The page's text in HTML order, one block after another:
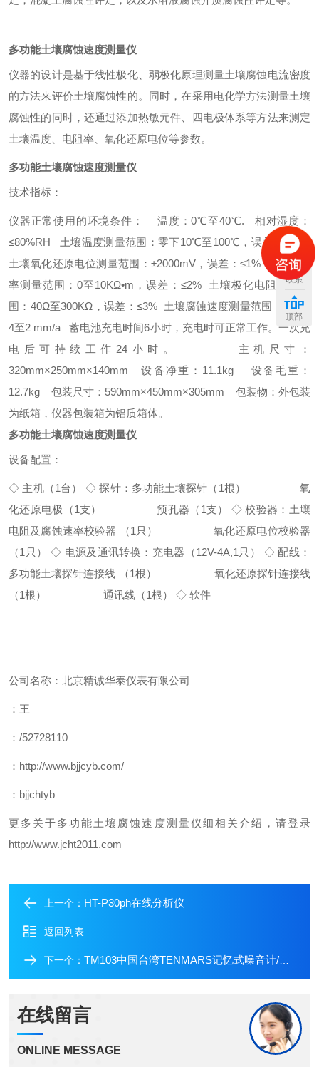
多功能土壤腐蚀速度测量仪
仪器的设计是基于线性极化、弱极化原理测量土壤腐蚀电流密度
的方法来评价土壤腐蚀性的。同时，在采用电化学方法测量土壤
腐蚀性的同时，还通过添加热敏元件、四电极体系等方法来测定
土壤温度、电阻率、氧化还原电位等参数。
多功能土壤腐蚀速度测量仪
技术指标：
仪器正常使用的环境条件： 温度：0℃至40℃. 相对湿度：
≤80%RH 土壤温度测量范围：零下10℃至100℃，误差：≤2%
土壤氧化还原电位测量范围：±2000mV，误差：≤1%土壤电阻
率测量范围：0至10KΩ•m，误差：≤2%土壤极化电阻测量范
围：40Ω至300KΩ，误差：≤3%土壤腐蚀速度测量范围：1×10-
4至2 mm/a 蓄电池充电时间6小时，充电时可正常工作。一次充
电后可持续工作24小时。
主机尺寸：
320mm×250mm×140mm 设备净重：11.1kg 设备毛重：
12.7kg 包装尺寸：590mm×450mm×305mm 包装物：外包装
为纸箱，仪器包装箱为铝质箱体。
多功能土壤腐蚀速度测量仪
设备配置：
◇ 主机（1台） ◇ 探针：多功能土壤探针（1根）
氧
化还原电极（1支）
预孔器（1支）
◇ 校验器：土壤
电阻及腐蚀速率校验器 （1只）
氧化还原电位校验器
（1只）
◇ 电源及通讯转换：充电器（12V-4A,1只）
◇ 配线：
多功能土壤探针连接线 （1根）
氧化还原探针连接线
（1根）
通讯线（1根） ◇ 软件
公司名称：北京精诚华泰仪表有限公司
：王
： /52728110
： http://www.bjjcyb.com/
： bjjchtyb
更多关于多功能土壤腐蚀速度测量仪细相关介绍，请登录
http://www.jcht2011.com
上一个： HT-P30ph在线分析仪
返回列表
下一个： TM103中国台湾TENMARS记忆式噪音计/便携式噪音计价格/带存储功能
在线留言
ONLINE MESSAGE
联系
顶部